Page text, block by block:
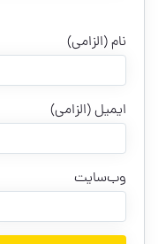
نام (الزامی)
ایمیل (الزامی)
وب‌سایت